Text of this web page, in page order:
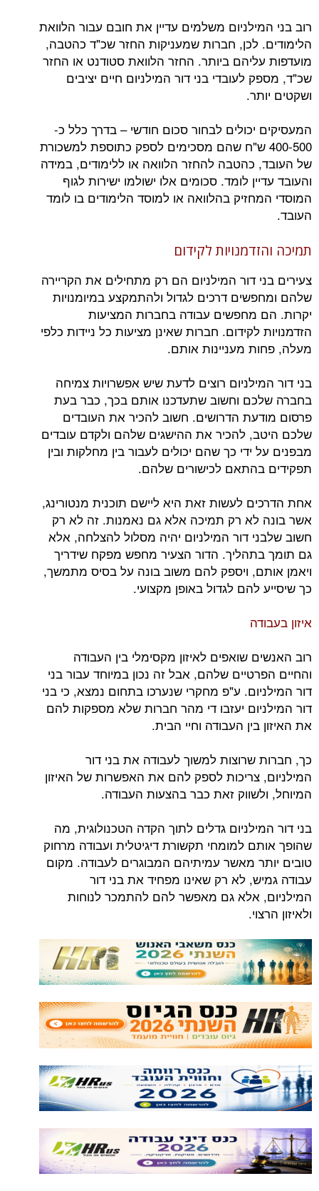
רוב בני המילניום משלמים עדיין את חובם עבור הלוואת
הלימודים. לכן, חברות שמעניקות החזר שכ"ד כהטבה,
מועדפות עליהם ביותר. החזר הלוואת סטודנט או החזר
שכ"ד, מספק לעובדי בני דור המילניום חיים יציבים
ושקטים יותר.
המעסיקים יכולים לבחור סכום חודשי – בדרך כלל כ-
400-500 ש"ח שהם מסכימים לספק כתוספת למשכורת
של העובד, כהטבה להחזר הלוואה או ללימודים, במידה
והעובד עדיין לומד. סכומים אלו ישולמו ישירות לגוף
המוסדי המחזיק בהלוואה או למוסד הלימודים בו לומד
העובד.
תמיכה והזדמנויות לקידום
צעירים בני דור המילניום הם רק מתחילים את הקריירה
שלהם ומחפשים דרכים לגדול ולהתמקצע במיומנויות
יקרות. הם מחפשים עבודה בחברות המציעות
הזדמנויות לקידום. חברות שאינן מציעות כל ניידות כלפי
מעלה, פחות מעניינות אותם.
בני דור המילניום רוצים לדעת שיש אפשרויות צמיחה
בחברה שלכם וחשוב שתעדכנו אותם בכך, כבר בעת
פרסום מודעת הדרושים. חשוב להכיר את העובדים
שלכם היטב, להכיר את ההישגים שלהם ולקדם עובדים
מבפנים על ידי כך שהם יכולים לעבור בין מחלקות ובין
תפקידים בהתאם לכישורים שלהם.
אחת הדרכים לעשות זאת היא ליישם תוכנית מנטורינג,
אשר בונה לא רק תמיכה אלא גם נאמנות. זה לא רק
חשוב שלבני דור המילניום יהיה מסלול להצלחה, אלא
גם תומך בתהליך. הדור הצעיר מחפש מפקח שידריך
ויאמן אותם, ויספק להם משוב בונה על בסיס מתמשך,
כך שיסייע להם לגדול באופן מקצועי.
איזון בעבודה
רוב האנשים שואפים לאיזון מקסימלי בין העבודה
והחיים הפרטיים שלהם, אבל זה נכון במיוחד עבור בני
דור המילניום. ע"פ מחקרי שנערכו בתחום נמצא, כי בני
דור המילניום יעזבו די מהר חברות שלא מספקות להם
את האיזון בין העבודה וחיי הבית.
כך, חברות שרוצות למשוך לעבודה את בני דור
המילניום, צריכות לספק להם את האפשרות של האיזון
המיוחל, ולשווק זאת כבר בהצעות העבודה.
בני דור המילניום גדלים לתוך הקדה הטכנולוגית, מה
שהופך אותם למומחי תקשורת דיגיטלית ועבודה מרחוק
טובים יותר מאשר עמיתיהם המבוגרים לעבודה. מקום
עבודה גמיש, לא רק שאינו מפחיד את בני דור
המילניום, אלא גם מאפשר להם להתמכר לנוחות
ולאיזון הרצוי.